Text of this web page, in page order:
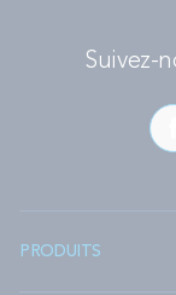
Suivez-
PRODUITS